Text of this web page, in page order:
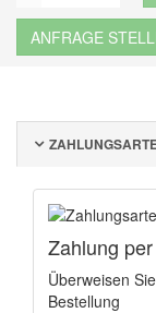
ANFRAGE
Zahlung
Überweisen
Bestellung